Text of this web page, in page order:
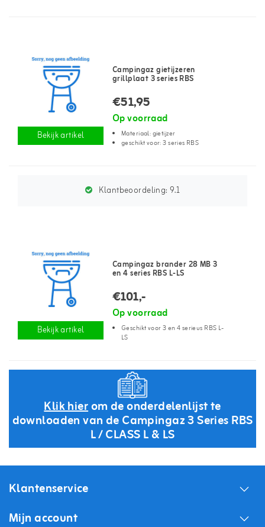
Bekijk artikel
Campingaz gietijzeren
grillplaat 3 series RBS
€51,95
Op voorraad
Materiaal: gietijzer
geschikt voor: 3 series RBS
Klantbeoordeling:9.1
Bekijk artikel
Campingaz brander 28 MB 3
en 4 series RBS L-LS
€101,-
Op voorraad
Geschikt voor 3 en 4 serieus RBS L-
LS
Klik hierom de onderdelenlijst te
downloaden van de Campingaz 3 Series RBS
L / CLASS L & LS
Klantenservice
Mijn account